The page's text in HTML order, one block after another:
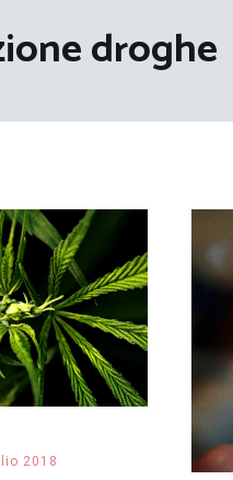
droghe
2018